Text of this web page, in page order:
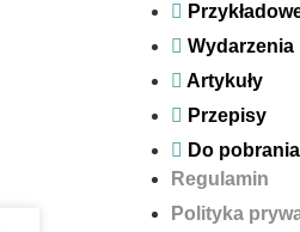
Wydarzenia
Artykuły
Przepisy
Do pobrania
Regulamin
Polityka